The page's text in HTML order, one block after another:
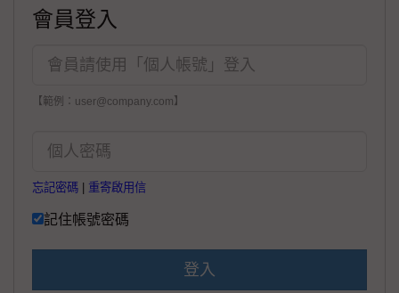
會員登入
【範例：user@company.com】
忘記密碼 重寄啟用信
記住帳號密碼
登入